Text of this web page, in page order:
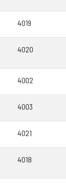
4019
4020
4002
4003
4021
4018